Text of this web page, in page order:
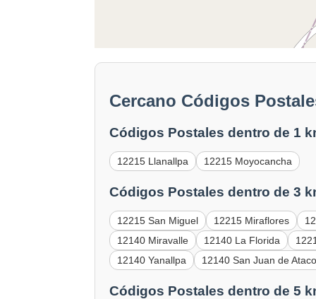
Cercano Códigos
Códigos Postales dentro de 1
12215 Llanallpa 12215 Moyocancha
Códigos Postales dentro de 3
12215 San Miguel 12215 Miraflores
12140 Miravalle
12140 La Florida
12140 Yanallpa
12140 San Juan de
Códigos Postales dentro de 5